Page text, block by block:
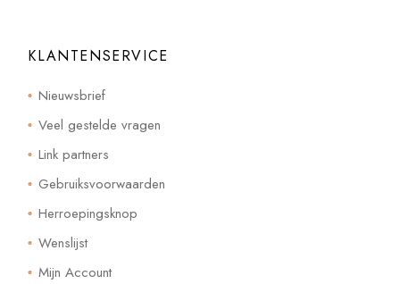
KLANTENSERVICE
Nieuwsbrief
Veel gestelde vragen
Link partners
Gebruiksvoorwaarden
Herroepingsknop
Wenslijst
Mijn Account